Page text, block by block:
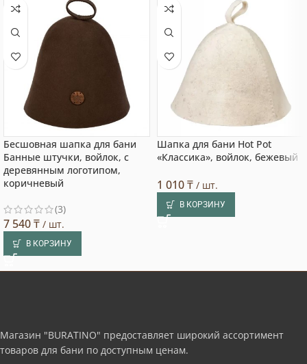
Бесшовная шапка для бани
Банные штучки, войлок, с
деревянным логотипом,
коричневый
(3)
7 540₸ / шт.
В КОРЗИНУ
Шапка для бани Hot Pot
«Классика», войлок, бежевый
1 010₸ / шт.
В КОРЗИНУ
Магазин "BURATINO" предоставляет широкий ассортимент
товаров для бани по доступным ценам.